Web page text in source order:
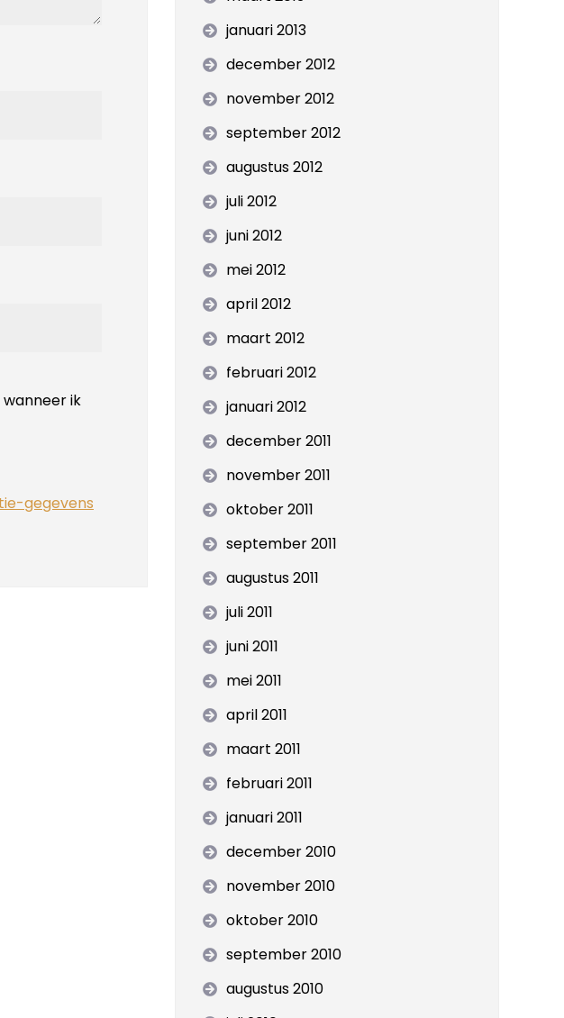
ik
gegevens
januari 2013
december 2012
november 2012
september 2012
augustus 2012
juli 2012
juni 2012
mei 2012
april 2012
maart 2012
februari 2012
januari 2012
december 2011
november 2011
oktober 2011
september 2011
augustus 2011
juli 2011
juni 2011
mei 2011
april 2011
maart 2011
februari 2011
januari 2011
december 2010
november 2010
oktober 2010
september 2010
augustus 2010